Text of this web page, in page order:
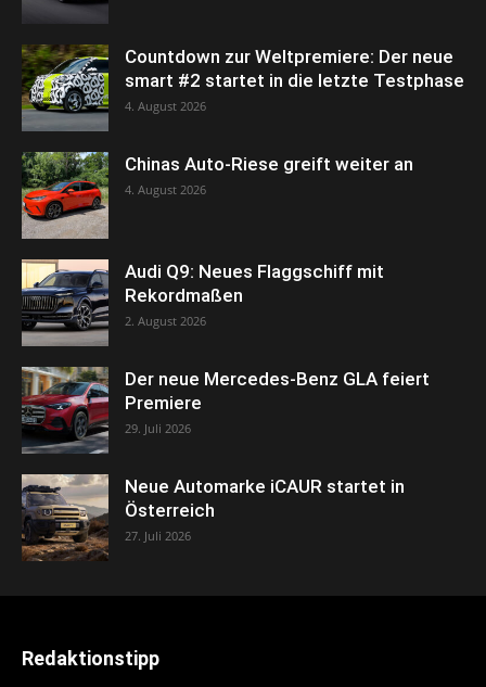
Countdown zur Weltpremiere: Der neue
smart #2 startet in die letzte Testphase
4. August 2026
Chinas Auto-Riese greift weiter an
4. August 2026
Audi Q9: Neues Flaggschiff mit
Rekordmaßen
2. August 2026
Der neue Mercedes-Benz GLA feiert
Premiere
29. Juli 2026
Neue Automarke iCAUR startet in
Österreich
27. Juli 2026
Redaktionstipp